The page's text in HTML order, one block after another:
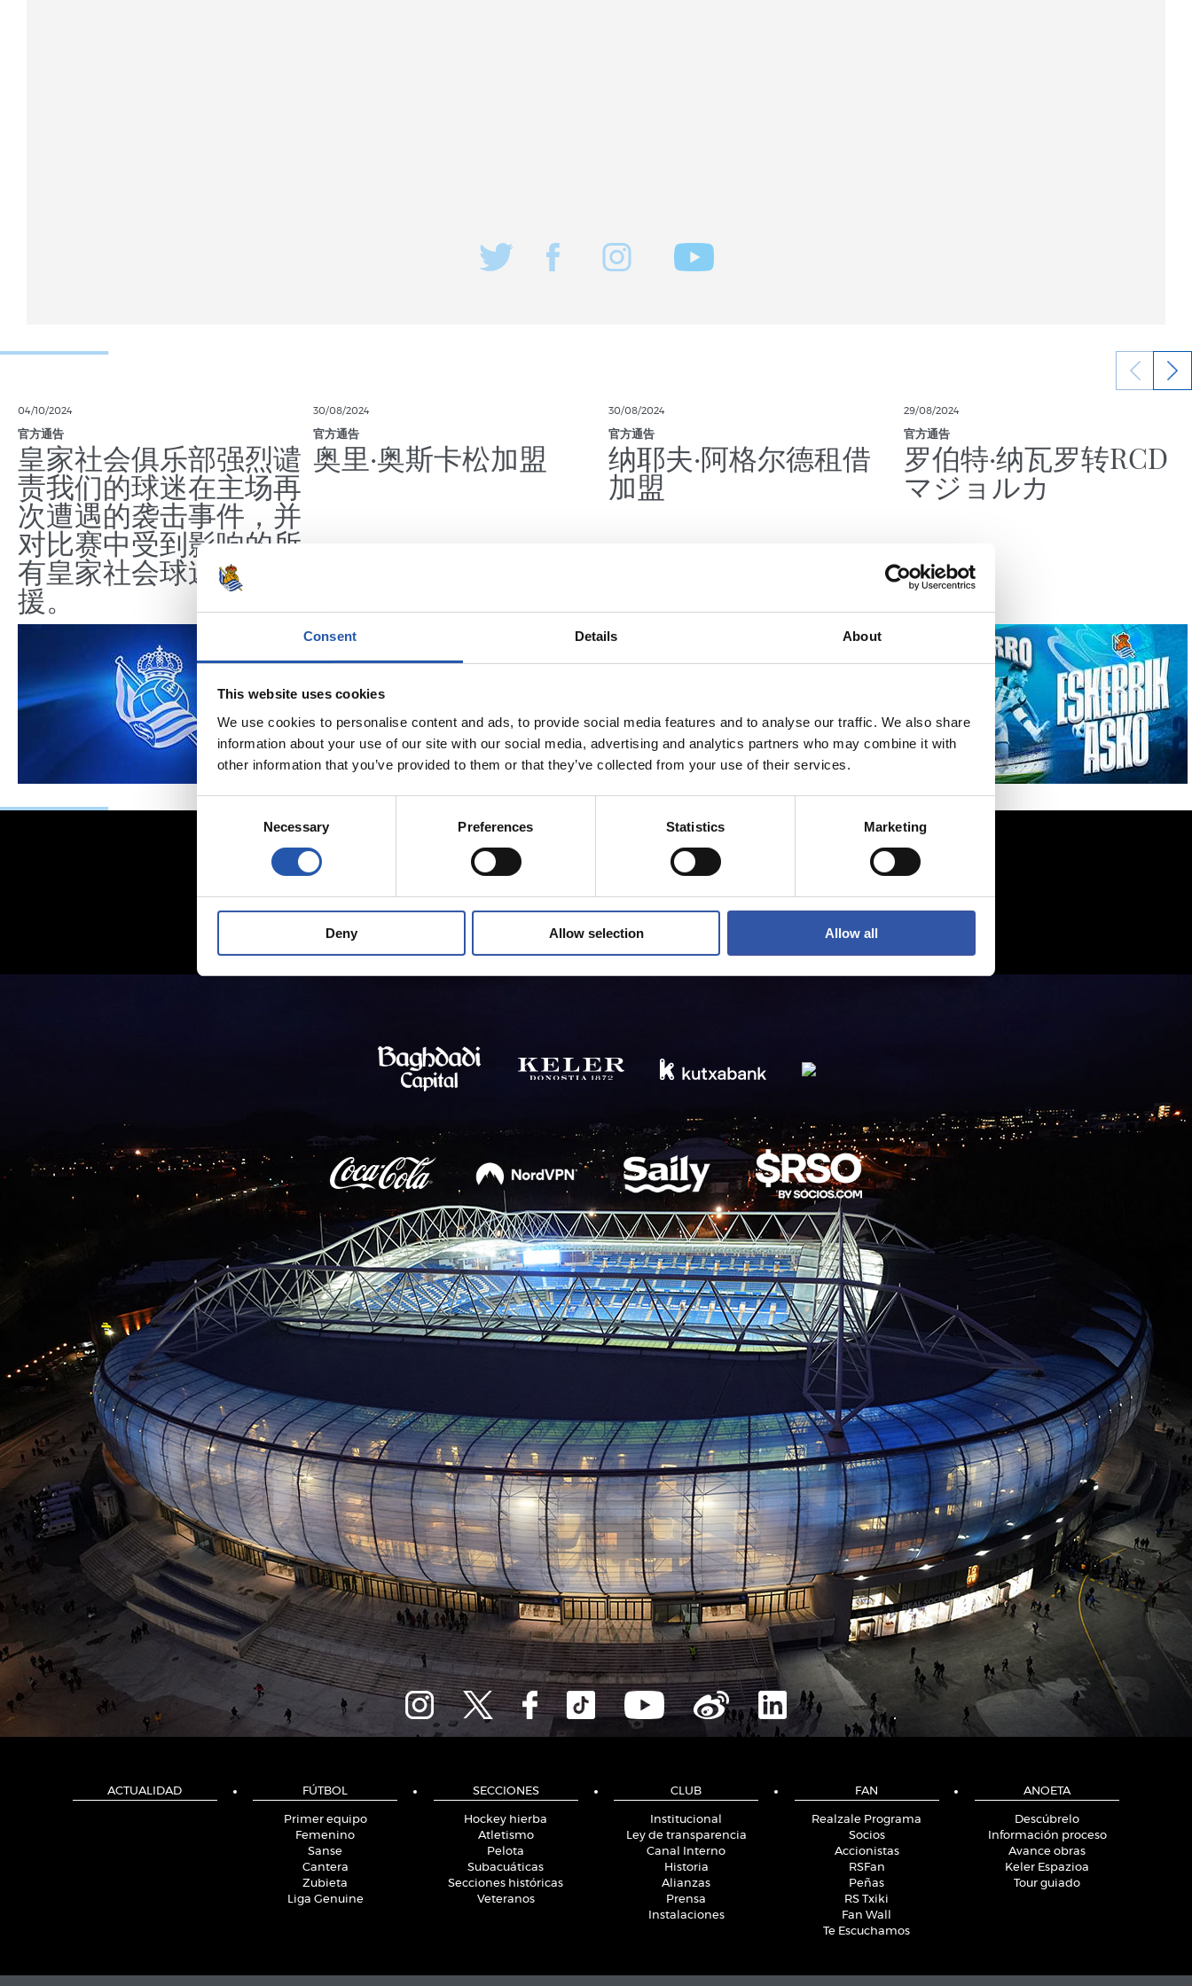
Consent Details About
This website uses cookies
We use cookies to personalise content and ads, to provide social media features and to analyse our traffic. We also share
information about your use of our site with our social media, advertising and analytics partners who may combine it with
other information that you’ve provided to them or that they’ve collected from your use of their services.
Necessary Preferences Statistics Marketing
Deny Allow selection Allow all
04/10/2024
官方通告
皇家社会俱乐部强烈谴
责我们的球迷在主场再
次遭遇的袭击事件，并
对比赛中受到影响的所
有皇家社会球迷表示声
援。
30/08/2024
官方通告
奥里·奥斯卡松加盟
30/08/2024
官方通告
纳耶夫·阿格尔德租借
加盟
29/08/2024
官方通告
罗伯特·纳瓦罗转RCD
マジョルカ
ACTUALIDAD FÚTBOL
Primer equipo
Femenino
Sanse
Cantera
Zubieta
Liga Genuine
SECCIONES
Hockey hierba
Atletismo
Pelota
Subacuáticas
Secciones históricas
Veteranos
CLUB
Institucional
Ley de transparencia
Canal Interno
Historia
Alianzas
Prensa
Instalaciones
FAN
Realzale Programa
Socios
Accionistas
RSFan
Peñas
RS Txiki
Fan Wall
Te Escuchamos
ANOETA
Descúbrelo
Información proceso
Avance obras
Keler Espazioa
Tour guiado